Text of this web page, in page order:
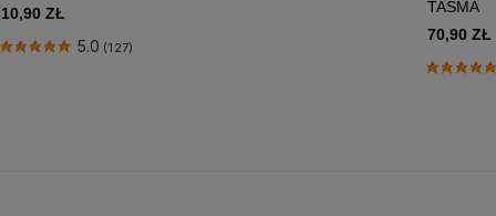
10,90 ZŁ
5.0 (127)
TAŚMA
70,90 ZŁ